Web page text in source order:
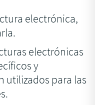
electrónica,
electrónicas
y
utilizados para las